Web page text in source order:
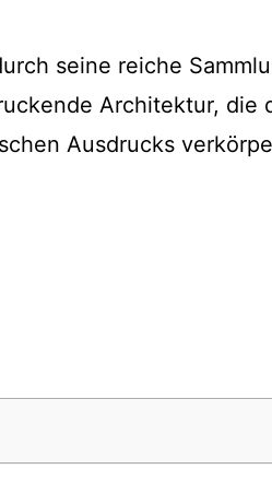
seine reiche
Architektur, die
Ausdrucks